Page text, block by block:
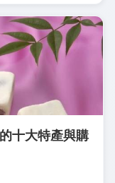
十大特產與購